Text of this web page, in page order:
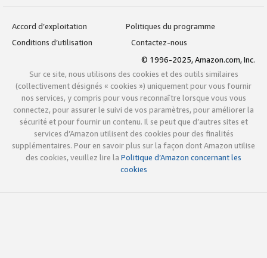
Accord d’exploitation
Politiques du programme
Conditions d’utilisation
Contactez-nous
© 1996-2025, Amazon.com, Inc.
Sur ce site, nous utilisons des cookies et des outils similaires
(collectivement désignés « cookies ») uniquement pour vous fournir
nos services, y compris pour vous reconnaître lorsque vous vous
connectez, pour assurer le suivi de vos paramètres, pour améliorer la
sécurité et pour fournir un contenu. Il se peut que d’autres sites et
services d’Amazon utilisent des cookies pour des finalités
supplémentaires. Pour en savoir plus sur la façon dont Amazon utilise
des cookies, veuillez lire la Politique d’Amazon concernant les
cookies